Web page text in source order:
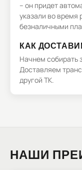
– он придет
указали во время
безналичными
КАК
Начнем собирать
Доставляем
другой ТК.
НАШИ